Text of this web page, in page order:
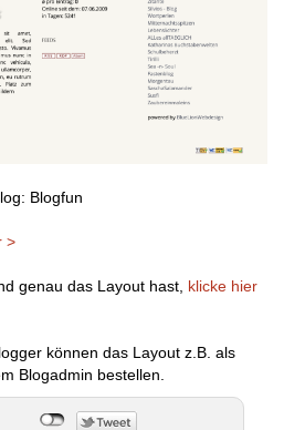
Blogfun
>
genau das Layout hast, klicke hier
können das Layout z.B. als
Blogadmin bestellen.